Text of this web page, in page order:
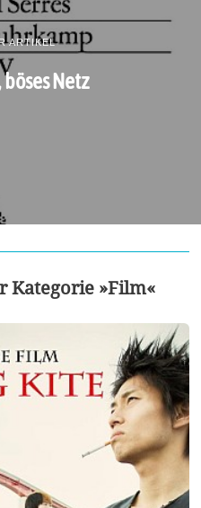
ARTIKEL
Netz
Kategorie »Film«